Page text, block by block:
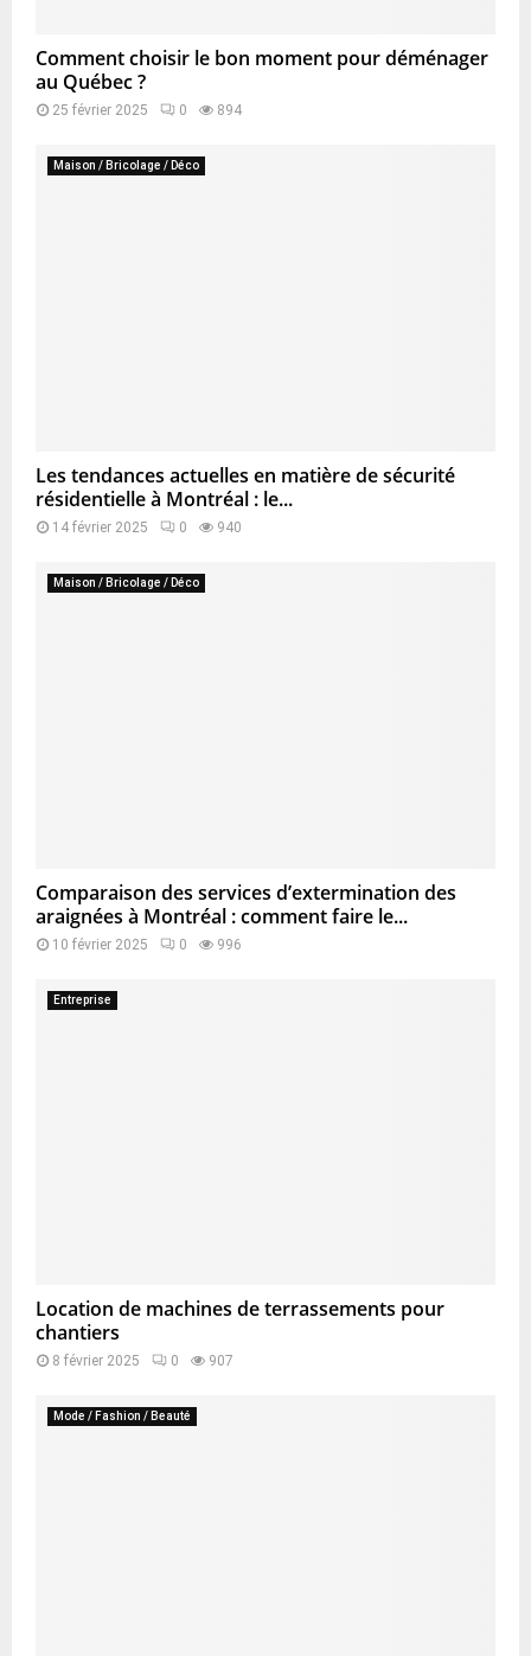
Comment choisir le bon moment pour déménager
au Québec ?
25 février 2025 0 894
Maison / Bricolage / Déco
Les tendances actuelles en matière de sécurité
résidentielle à Montréal : le...
14 février 2025 0 940
Maison / Bricolage / Déco
Comparaison des services d’extermination des
araignées à Montréal : comment faire le...
10 février 2025 0 996
Entreprise
Location de machines de terrassements pour
chantiers
8 février 2025 0 907
Mode / Fashion / Beauté